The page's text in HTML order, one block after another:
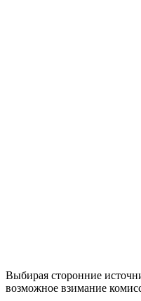
Выбирая сторонние
возможное взимание